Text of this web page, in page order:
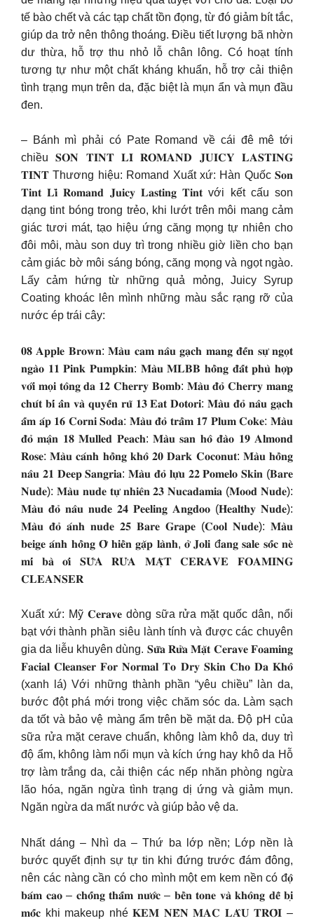
tế bào chết và các tạp chất tồn đọng, từ đó giảm bít tắc,
giúp da trở nên thông thoáng. Điều tiết lượng bã nhờn
dư thừa, hỗ trợ thu nhỏ lỗ chân lông. Có hoạt tính
tương tự như một chất kháng khuẩn, hỗ trợ cải thiện
tình trạng mụn trên da, đặc biệt là mụn ẩn và mụn đầu
đen.
– Bánh mì phải có Pate Romand về cái đê mê tới
chiều 𝐒𝐎𝐍 𝐓𝐈𝐍𝐓 𝐋𝐈̀ 𝐑𝐎𝐌𝐀𝐍𝐃 𝐉𝐔𝐈𝐂𝐘 𝐋𝐀𝐒𝐓𝐈𝐍𝐆
𝐓𝐈𝐍𝐓 Thương hiệu: Romand Xuất xứ: Hàn Quốc 𝐒𝐨𝐧
𝐓𝐢𝐧𝐭 𝐋𝐢̀ 𝐑𝐨𝐦𝐚𝐧𝐝 𝐉𝐮𝐢𝐜𝐲 𝐋𝐚𝐬𝐭𝐢𝐧𝐠 𝐓𝐢𝐧𝐭 với kết cấu son
dạng tint bóng trong trẻo, khi lướt trên môi mang cảm
giác tươi mát, tạo hiệu ứng căng mọng tự nhiên cho
đôi môi, màu son duy trì trong nhiều giờ liền cho bạn
cảm giác bờ môi sáng bóng, căng mọng và ngọt ngào.
Lấy cảm hứng từ những quả mỏng, Juicy Syrup
Coating khoác lên mình những màu sắc rạng rỡ của
nước ép trái cây:
𝟎𝟖 𝐀𝐩𝐩𝐥𝐞 𝐁𝐫𝐨𝐰𝐧: 𝐌𝐚̀𝐮 𝐜𝐚𝐦 𝐧𝐚̂𝐮 𝐠𝐚̣𝐜𝐡 𝐦𝐚𝐧𝐠 𝐝̄𝐞̂́𝐧 𝐬𝐮̛̣ 𝐧𝐠𝐨̣𝐭
𝐧𝐠𝐚̀𝐨 𝟏𝟏 𝐏𝐢𝐧𝐤 𝐏𝐮𝐦𝐩𝐤𝐢𝐧: 𝐌𝐚̀𝐮 𝐌𝐋𝐁𝐁 𝐡𝐨̂̀𝐧𝐠 𝐝̄𝐚̂́𝐭 𝐩𝐡𝐮̀ 𝐡𝐨̛̣𝐩
𝐯𝐨̛́𝐢 𝐦𝐨̣𝐢 𝐭𝐨̂𝐧𝐠 𝐝𝐚 𝟏𝟐 𝐂𝐡𝐞𝐫𝐫𝐲 𝐁𝐨𝐦𝐛: 𝐌𝐚̀𝐮 𝐝̄𝐨̉ 𝐂𝐡𝐞𝐫𝐫𝐲 𝐦𝐚𝐧𝐠
𝐜𝐡𝐮́𝐭 𝐛𝐢́ 𝐚̂̉𝐧 𝐯𝐚̀ 𝐪𝐮𝐲𝐞̂́𝐧 𝐫𝐮̃ 𝟏𝟑 𝐄𝐚𝐭 𝐃𝐨𝐭𝐨𝐫𝐢: 𝐌𝐚̀𝐮 𝐝̄𝐨̉ 𝐧𝐚̂𝐮 𝐠𝐚̣𝐜𝐡
𝐚̂́𝐦 𝐚́𝐩 𝟏𝟔 𝐂𝐨𝐫𝐧𝐢 𝐒𝐨𝐝𝐚: 𝐌𝐚̀𝐮 𝐝̄𝐨̉ 𝐭𝐫𝐚̂̀𝐦 𝟏𝟕 𝐏𝐥𝐮𝐦 𝐂𝐨𝐤𝐞: 𝐌𝐚̀𝐮
𝐝̄𝐨̉ 𝐦𝐚̣̂𝐧 𝟏𝟖 𝐌𝐮𝐥𝐥𝐞𝐝 𝐏𝐞𝐚𝐜𝐡: 𝐌𝐚̀𝐮 𝐬𝐚𝐧 𝐡𝐨̂ 𝐝̄𝐚̀𝐨 𝟏𝟗 𝐀𝐥𝐦𝐨𝐧𝐝
𝐑𝐨𝐬𝐞: 𝐌𝐚̀𝐮 𝐜𝐚́𝐧𝐡 𝐡𝐨̂̀𝐧𝐠 𝐤𝐡𝐨̂ 𝟐𝟎 𝐃𝐚𝐫𝐤 𝐂𝐨𝐜𝐨𝐧𝐮𝐭: 𝐌𝐚̀𝐮 𝐡𝐨̂̀𝐧𝐠
𝐧𝐚̂𝐮 𝟐𝟏 𝐃𝐞𝐞𝐩 𝐒𝐚𝐧𝐠𝐫𝐢𝐚: 𝐌𝐚̀𝐮 𝐝̄𝐨̉ 𝐥𝐮̛̣𝐮 𝟐𝟐 𝐏𝐨𝐦𝐞𝐥𝐨 𝐒𝐤𝐢𝐧 (𝐁𝐚𝐫𝐞
𝐍𝐮𝐝𝐞): 𝐌𝐚̀𝐮 𝐧𝐮𝐝𝐞 𝐭𝐮̛̣ 𝐧𝐡𝐢𝐞̂𝐧 𝟐𝟑 𝐍𝐮𝐜𝐚𝐝𝐚𝐦𝐢𝐚 (𝐌𝐨𝐨𝐝 𝐍𝐮𝐝𝐞):
𝐌𝐚̀𝐮 𝐝̄𝐨̉ 𝐧𝐚̂𝐮 𝐧𝐮𝐝𝐞 𝟐𝟒 𝐏𝐞𝐞𝐥𝐢𝐧𝐠 𝐀𝐧𝐠𝐝𝐨𝐨 (𝐇𝐞𝐚𝐥𝐭𝐡𝐲 𝐍𝐮𝐝𝐞):
𝐌𝐚̀𝐮 𝐝̄𝐨̉ 𝐚́𝐧𝐡 𝐧𝐮𝐝𝐞 𝟐𝟓 𝐁𝐚𝐫𝐞 𝐆𝐫𝐚𝐩𝐞 (𝐂𝐨𝐨𝐥 𝐍𝐮𝐝𝐞): 𝐌𝐚̀𝐮
𝐛𝐞𝐢𝐠𝐞 𝐚́𝐧𝐡 𝐡𝐨̂̀𝐧𝐠 𝐎̛̉ 𝐡𝐢𝐞̂̀𝐧 𝐠𝐚̣̆𝐩 𝐥𝐚̀𝐧𝐡, 𝐨̛̉ 𝐉𝐨𝐥𝐢 đ𝐚𝐧𝐠 𝐬𝐚𝐥𝐞 𝐬𝐨̂́𝐜 𝐧𝐞̀
𝐦𝐢́ 𝐛𝐚̀ 𝐨̛𝐢 𝐒𝐔̛̃𝐀 𝐑𝐔̛̉𝐀 𝐌𝐀̣̆𝐓 𝐂𝐄𝐑𝐀𝐕𝐄 𝐅𝐎𝐀𝐌𝐈𝐍𝐆
𝐂𝐋𝐄𝐀𝐍𝐒𝐄𝐑
Xuất xứ: Mỹ 𝐂𝐞𝐫𝐚𝐯𝐞 dòng sữa rửa mặt quốc dân, nổi
bạt với thành phần siêu lành tính và được các chuyên
gia da liễu khuyên dùng. 𝐒𝐮̛̃𝐚 𝐑𝐮̛̉𝐚 𝐌𝐚̣̆𝐭 𝐂𝐞𝐫𝐚𝐯𝐞 𝐅𝐨𝐚𝐦𝐢𝐧𝐠
𝐅𝐚𝐜𝐢𝐚𝐥 𝐂𝐥𝐞𝐚𝐧𝐬𝐞𝐫 𝐅𝐨𝐫 𝐍𝐨𝐫𝐦𝐚𝐥 𝐓𝐨 𝐃𝐫𝐲 𝐒𝐤𝐢𝐧 𝐂𝐡𝐨 𝐃𝐚 𝐊𝐡𝐨̂
(xanh lá) Với những thành phần “yêu chiều” làn da,
bước đột phá mới trong việc chăm sóc da. Làm sạch
da tốt và bảo vệ màng ẩm trên bề mặt da. Độ pH của
sữa rửa mặt cerave chuẩn, không làm khô da, duy trì
độ ẩm, không làm nổi mụn và kích ứng hay khô da Hỗ
trợ làm trắng da, cải thiện các nếp nhăn phòng ngừa
lão hóa, ngăn ngừa tình trạng dị ứng và giảm mụn.
Ngăn ngừa da mất nước và giúp bảo vệ da.
Nhất dáng – Nhì da – Thứ ba lớp nền; Lớp nền là
bước quyết định sự tự tin khi đứng trước đám đông,
nên các nàng cần có cho mình một em kem nền có đ𝐨̣̂
𝐛𝐚́𝐦 𝐜𝐚𝐨 – 𝐜𝐡𝐨̂́𝐧𝐠 𝐭𝐡𝐚̂́𝐦 𝐧𝐮̛𝐨̛́𝐜 – 𝐛𝐞̂̀𝐧 𝐭𝐨𝐧𝐞 𝐯𝐚̀ 𝐤𝐡𝐨̂𝐧𝐠 𝐝𝐞̂̃ 𝐛𝐢̣
𝐦𝐨̂́𝐜 khi makeup nhé 𝐊𝐄𝐌 𝐍𝐄̂̀𝐍 𝐌𝐀𝐂 𝐋𝐀̂𝐔 𝐓𝐑𝐎̂𝐈 –